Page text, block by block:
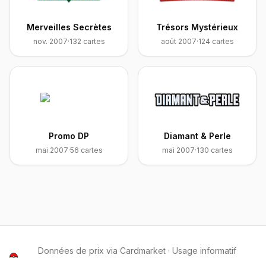
Merveilles Secrètes
nov. 2007·132 cartes
Trésors Mystérieux
août 2007·124 cartes
Promo DP
mai 2007·56 cartes
Diamant & Perle
mai 2007·130 cartes
Données de prix via Cardmarket · Usage informatif